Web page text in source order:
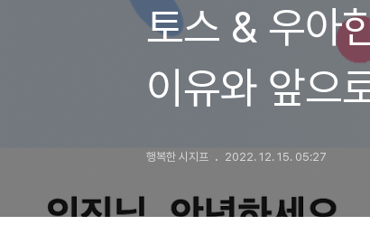
토스 & 우아
이유와 앞으
행복한 시지프 2022. 12. 15. 05:27